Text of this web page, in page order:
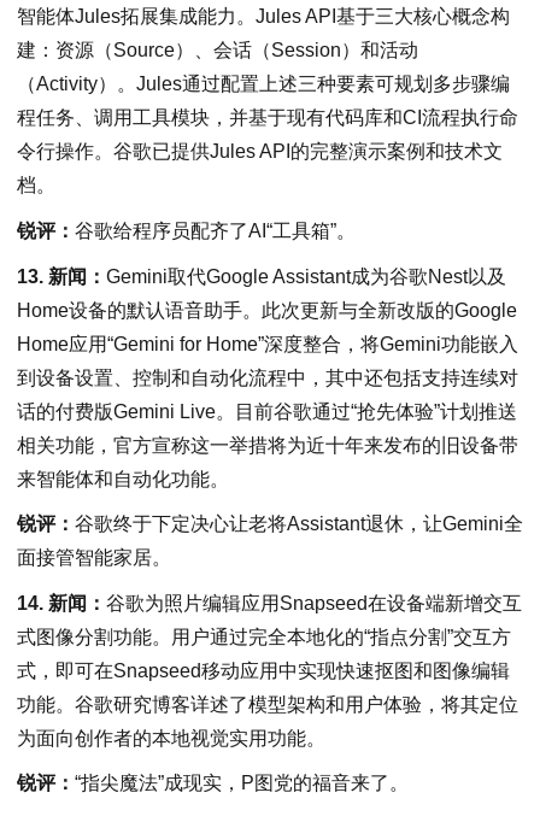
智能体Jules拓展集成能力。Jules API基于三大核心概念构
建：资源（Source）、会话（Session）和活动
（Activity）。Jules通过配置上述三种要素可规划多步骤编
程任务、调用工具模块，并基于现有代码库和CI流程执行命
令行操作。谷歌已提供Jules API的完整演示案例和技术文
档。
锐评： 谷歌给程序员配齐了AI“工具箱”。
13. 新闻： Gemini取代Google Assistant成为谷歌Nest以及
Home设备的默认语音助手。此次更新与全新改版的Google
Home应用“Gemini for Home”深度整合，将Gemini功能嵌入
到设备设置、控制和自动化流程中，其中还包括支持连续对
话的付费版Gemini Live。目前谷歌通过“抢先体验”计划推送
相关功能，官方宣称这一举措将为近十年来发布的旧设备带
来智能体和自动化功能。
锐评： 谷歌终于下定决心让老将Assistant退休，让Gemini全
面接管智能家居。
14. 新闻： 谷歌为照片编辑应用Snapseed在设备端新增交互
式图像分割功能。用户通过完全本地化的“指点分割”交互方
式，即可在Snapseed移动应用中实现快速抠图和图像编辑
功能。谷歌研究博客详述了模型架构和用户体验，将其定位
为面向创作者的本地视觉实用功能。
锐评： “指尖魔法”成现实，P图党的福音来了。